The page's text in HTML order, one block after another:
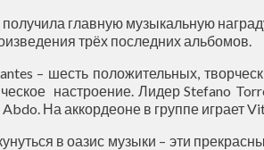
главную музыкальную
трёх последних альбомов.
– шесть положительных,
настроение. Лидер Stefano
На аккордеоне в группе играет
в оазис музыки – эти